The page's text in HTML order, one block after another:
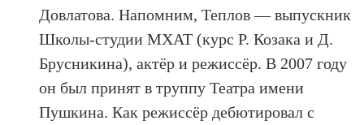
Довлатова. Напомним, Теплов — выпускник
Школы-студии МХАТ (курс Р. Козака и Д.
Брусникина), актёр и режиссёр. В 2007 году
он был принят в труппу Театра имени
Пушкина. Как режиссёр дебютировал с